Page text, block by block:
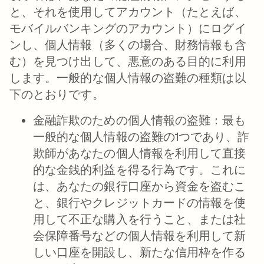
と、それを使用してアカウント（たとえば、
モバイルバンキングのアカウント）にログイ
ンし、個人情報（多くの場合、財務情報も含
む）を見つけ出して、悪意のある目的に利用
します。一般的な個人情報の盗難の種類は以
下のとおりです。
金融詐欺のための個人情報の盗難：最も
一般的な個人情報の盗難の1つであり、詐
欺師があなたの個人情報を利用して直接
的な金銭的利益を得る行為です。これに
は、あなたの銀行口座から資金を盗むこ
と、銀行やクレジットカードの情報を使
用して不正な購入を行うこと、または社
会保障番号などの個人情報を利用して新
しい口座を開設し、新たな信用枠を作る